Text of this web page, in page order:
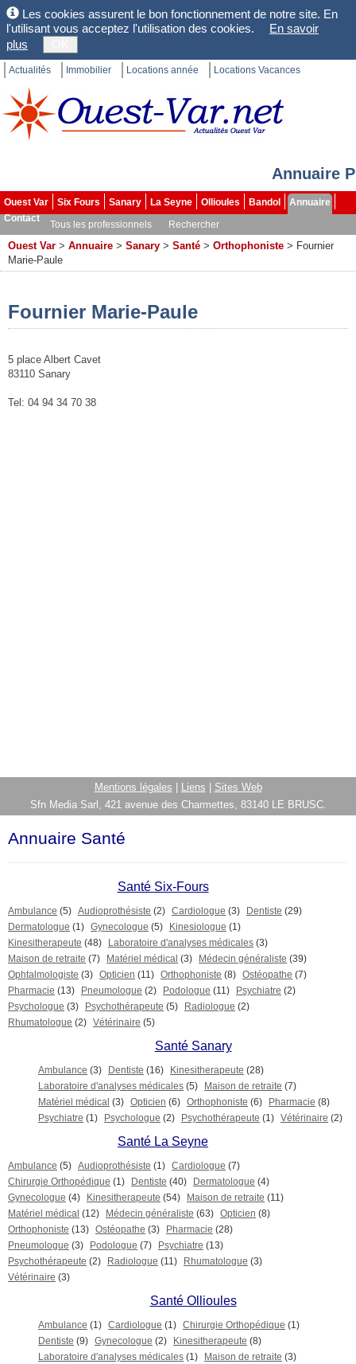
Les cookies assurent le bon fonctionnement de notre site. En
l'utilisant vous acceptez l'utilisation des cookies.
En savoir
plus
Actualités Immobilier Locations année Locations Vacances
Annuaire
Ouest Var Six Fours Sanary La Seyne Ollioules Bandol
Annuaire
Contact
Tous les professionnels Rechercher
Ouest Var > Annuaire > Sanary > Santé > Orthophoniste > Fournier
Marie-Paule
Fournier Marie-Paule
5 place Albert Cavet
83110 Sanary
Tel: 04 94 34 70 38
Mentions légales Liens
Sites Web
Sfn Media Sarl, 421 avenue des Charmettes, 83140 LE BRUSC.
Annuaire Santé
Santé Six-Fours
Ambulance (5) Audioprothésiste (2) Cardiologue (3) Dentiste (29)
Dermatologue (1) Gynecologue (5) Kinesiologue (1)
Kinesitherapeute (48) Laboratoire d'analyses médicales (3)
Maison de retraite (7) Matériel médical (3) Médecin généraliste (39)
Ophtalmologiste (3) Opticien (11) Orthophoniste (8) Ostéopathe (7)
Pharmacie (13) Pneumologue (2) Podologue (11) Psychiatre (2)
Psychologue (3) Psychothérapeute (5) Radiologue (2)
Rhumatologue (2) Vétérinaire (5)
Santé Sanary
Ambulance (3) Dentiste (16) Kinesitherapeute (28)
Laboratoire d'analyses médicales (5) Maison de retraite (7)
Matériel médical (3) Opticien (6) Orthophoniste (6) Pharmacie (8)
Psychiatre (1) Psychologue (2) Psychothérapeute (1) Vétérinaire (2)
Santé La Seyne
Ambulance (5) Audioprothésiste (1) Cardiologue (7)
Chirurgie Orthopédique (1) Dentiste (40) Dermatologue (4)
Gynecologue (4) Kinesitherapeute (54) Maison de retraite (11)
Matériel médical (12) Médecin généraliste (63) Opticien (8)
Orthophoniste (13) Ostéopathe (3) Pharmacie (28)
Pneumologue (3) Podologue (7) Psychiatre (13)
Psychothérapeute (2) Radiologue (11) Rhumatologue (3)
Vétérinaire (3)
Santé Ollioules
Ambulance (1) Cardiologue (1) Chirurgie Orthopédique (1)
Dentiste (9) Gynecologue (2) Kinesitherapeute (8)
Laboratoire d'analyses médicales (1) Maison de retraite (3)